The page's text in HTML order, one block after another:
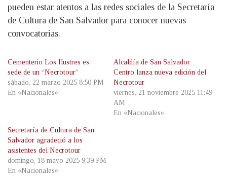
pueden estar atentos a las redes sociales de la Secretaría
de Cultura de San Salvador para conocer nuevas
convocatorias.
Cementerio Los Ilustres es
sede de un “Necrotour”
sábado, 22 marzo 2025 8:50 PM
En «Nacionales»
Alcaldía de San Salvador
Centro lanza nueva edición del
Necrotour
viernes, 21 noviembre 2025 11:49
AM
En «Nacionales»
Secretaría de Cultura de San
Salvador agradeció a los
asistentes del Necrotour
domingo, 18 mayo 2025 9:39 PM
En «Nacionales»